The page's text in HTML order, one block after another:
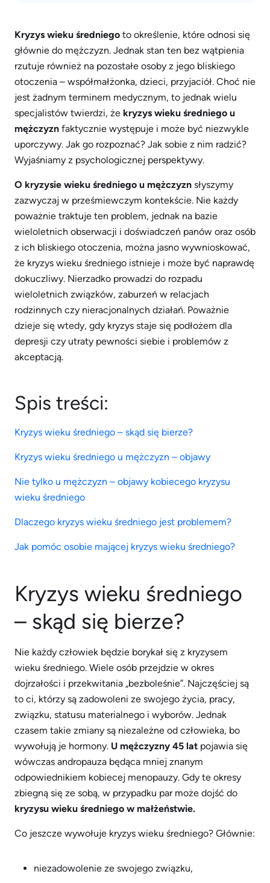
Kryzys wieku średniego to określenie, które odnosi się
głównie do mężczyzn. Jednak stan ten bez wątpienia
rzutuje również na pozostałe osoby z jego bliskiego
otoczenia – współmałżonka, dzieci, przyjaciół. Choć nie
jest żadnym terminem medycznym, to jednak wielu
specjalistów twierdzi, że kryzys wieku średniego u
mężczyzn faktycznie występuje i może być niezwykle
uporczywy. Jak go rozpoznać? Jak sobie z nim radzić?
Wyjaśniamy z psychologicznej perspektywy.
O kryzysie wieku średniego u mężczyzn słyszymy
zazwyczaj w prześmiewczym kontekście. Nie każdy
poważnie traktuje ten problem, jednak na bazie
wieloletnich obserwacji i doświadczeń panów oraz osób
z ich bliskiego otoczenia, można jasno wywnioskować,
że kryzys wieku średniego istnieje i może być naprawdę
dokuczliwy. Nierzadko prowadzi do rozpadu
wieloletnich związków, zaburzeń w relacjach
rodzinnych czy nieracjonalnych działań. Poważnie
dzieje się wtedy, gdy kryzys staje się podłożem dla
depresji czy utraty pewności siebie i problemów z
akceptacją.
Spis treści:
Kryzys wieku średniego – skąd się bierze?
Kryzys wieku średniego u mężczyzn – objawy
Nie tylko u mężczyzn – objawy kobiecego kryzysu
wieku średniego
Dlaczego kryzys wieku średniego jest problemem?
Jak pomóc osobie mającej kryzys wieku średniego?
Kryzys wieku średniego
– skąd się bierze?
Nie każdy człowiek będzie borykał się z kryzysem
wieku średniego. Wiele osób przejdzie w okres
dojrzałości i przekwitania „bezboleśnie”. Najczęściej są
to ci, którzy są zadowoleni ze swojego życia, pracy,
związku, statusu materialnego i wyborów. Jednak
czasem takie zmiany są niezależne od człowieka, bo
wywołują je hormony. U mężczyzny 45 lat pojawia się
wówczas andropauza będąca mniej znanym
odpowiednikiem kobiecej menopauzy. Gdy te okresy
zbiegną się ze sobą, w przypadku par może dojść do
kryzysu wieku średniego w małżeństwie.
Co jeszcze wywołuje kryzys wieku średniego? Głównie:
niezadowolenie ze swojego związku,